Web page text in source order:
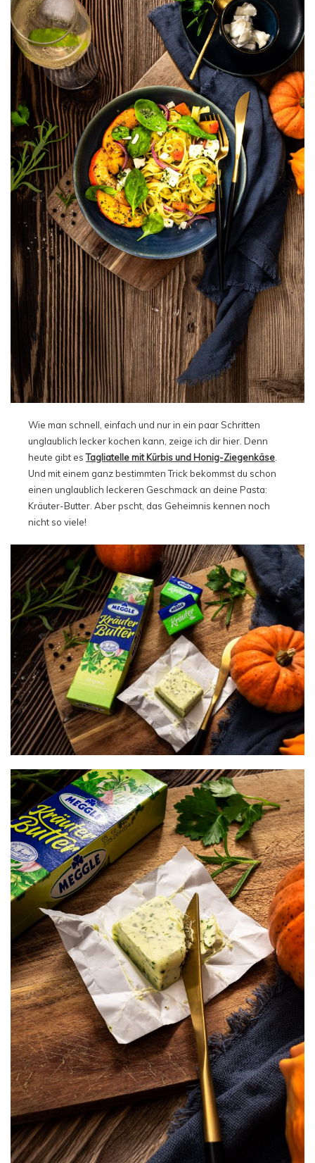
Wie man schnell, einfach und nur in ein paar Schritten
unglaublich lecker kochen kann, zeige ich dir hier. Denn
heute gibt esTagliatelle mit Kürbis und Honig-Ziegenkäse
Und mit einem ganz bestimmten Trick bekommst du schon
einen unglaublich leckeren Geschmack an deine Pasta:
Kräuter-Butter. Aber pscht, das Geheimnis kennen noch
nicht so viele!